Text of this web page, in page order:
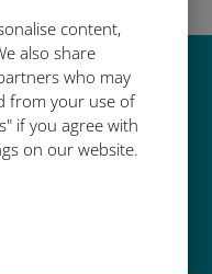
content,
also share
who may
from your use of
if you agree with
on our website.
grande